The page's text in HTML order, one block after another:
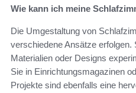
Wie kann ich meine
Die Umgestaltung von
verschiedene Ansätze erfolgen.
Materialien oder Designs
Sie in Einrichtungsmagazinen
Projekte sind ebenfalls eine